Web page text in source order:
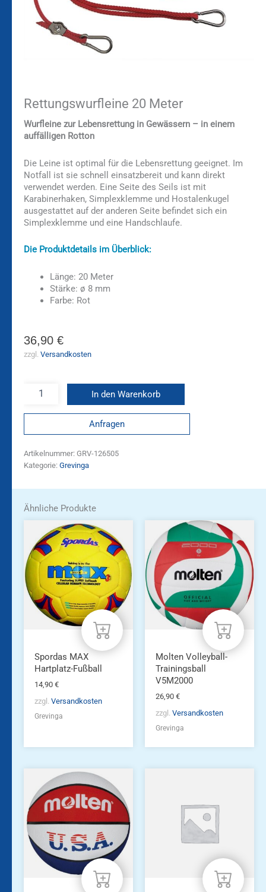
Rettungswurfleine 20 Meter
Wurfleine zur Lebensrettung in Gewässern – in einem
auffälligen Rotton
Die Leine ist optimal für die Lebensrettung geeignet. Im
Notfall ist sie schnell einsatzbereit und kann direkt
verwendet werden. Eine Seite des Seils ist mit
Karabinerhaken, Simplexklemme und Hostalenkugel
ausgestattet auf der anderen Seite befindet sich ein
Simplexklemme und eine Handschlaufe.
Die Produktdetails im Überblick:
Länge: 20 Meter
Stärke: ø 8 mm
Farbe: Rot
36,90 €
zzgl. Versandkosten
In den Warenkorb
Anfragen
Artikelnummer: GRV-126505
Kategorie: Grevinga
Ähnliche Produkte
Spordas MAX
Hartplatz-Fußball
14,90 €
zzgl. Versandkosten
Grevinga
Molten Volleyball-
Trainingsball
V5M2000
26,90 €
zzgl. Versandkosten
Grevinga